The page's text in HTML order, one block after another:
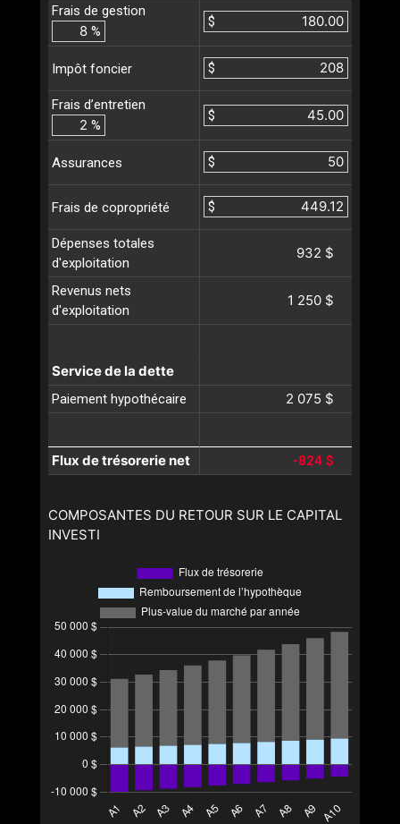
Frais de gestion
%
$
Impôt foncier $
Frais d’entretien
%
$
Assurances $
Frais de copropriété $
Dépenses totales
d'exploitation
932 $
Revenus nets
d'exploitation
1 250 $
Service de la dette
Paiement hypothécaire 2 075 $
Flux de trésorerie net -824 $
COMPOSANTES DU RETOUR SUR LE CAPITAL
INVESTI